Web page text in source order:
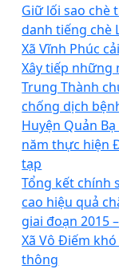
Giữ lối sao chè
danh tiếng chè
Xã Vĩnh Phúc
Xây tiếp những
Trung Thành
chống dịch
Huyện Quản
năm thực hiện
tạp
Tổng kết chính
cao hiệu quả
giai đoạn 2015
Xã Vô Điếm
thông